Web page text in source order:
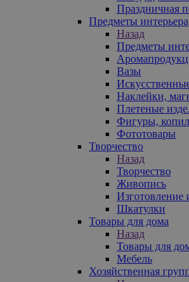
Праздничная
Предметы интерьера
Назад
Предметы
Вазы
Наклейки,
Плетеные
Фигуры,
Фототовары
Творчество
Назад
Творчество
Живопись
Изготовление
Шкатулки
Товары для дома
Назад
Товары для
Мебель
Хозяйственная